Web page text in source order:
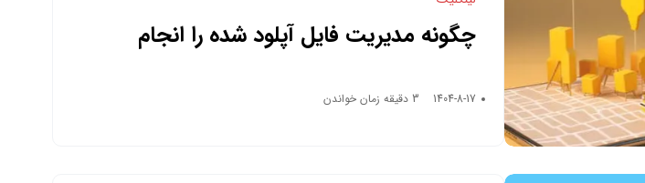
چگونه مدیریت فایل آپلود شده را انجام
1404-8-17 3 دقیقه زمان خواندن